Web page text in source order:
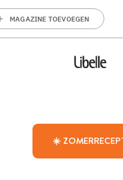
MAGAZINE TOEVOEGEN
☀️